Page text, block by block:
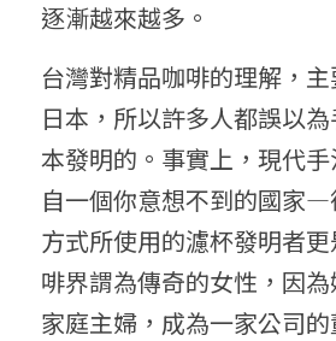
逐漸越來越多。
台灣對精品咖啡的理解，
日本，所以許多人都誤以
本發明的。事實上，現代
自一個你意想不到的國家
方式所使用的濾杯發明者
啡界謂為傳奇的女性，因
家庭主婦，成為一家公司的